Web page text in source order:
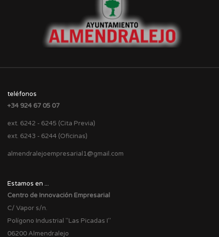
teléfonos
+34 924 67 05 07
ext. 6242 - 6245 (Cita Previa)
ext. 6243 - 6244 (Oficinas)
almendralejoempresarial1@gmail.com
Estamos en ...
Centro de Innovación Empresarial
C/ Vapor s/n.
Polígono Industrial "Las Picadas I"
06200 Almendralejo